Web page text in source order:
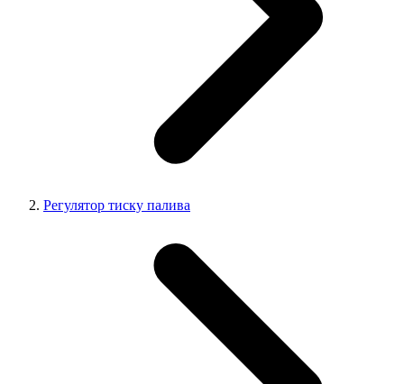
Регулятор тиску палива